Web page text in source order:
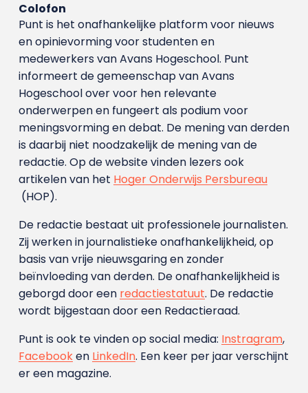
Colofon
Punt is het onafhankelijke platform voor nieuws
en opinievorming voor studenten en
medewerkers van Avans Hoge­school. Punt
informeert de gemeenschap van Avans
Hogeschool over voor hen relevante
onderwerpen en fungeert als podium voor
meningsvorming en debat. De mening van derden
is daarbij niet noodzakelijk de mening van de
redactie. Op de website vinden lezers ook
artikelen van het Hoger Onderwijs Persbureau
(HOP).
De redactie bestaat uit professionele journalisten.
Zij werken in journalistieke onafhankelijkheid, op
basis van vrije nieuwsgaring en zonder
beïnvloeding van derden. De onafhankelijkheid is
geborgd door een redactiestatuut. De redactie
wordt bijgestaan door een Redactieraad.
Punt is ook te vinden op social media: Instragram,
Facebooken LinkedIn. Een keer per jaar verschijnt
er een magazine.